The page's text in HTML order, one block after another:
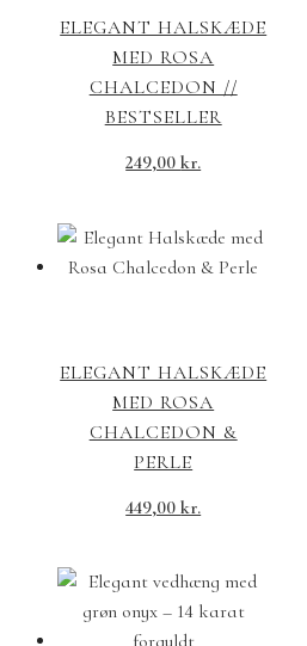
ELEGANT HALSKÆDE
MED ROSA
CHALCEDON //
BESTSELLER
249,00kr.
ELEGANT HALSKÆDE
MED ROSA
CHALCEDON &
PERLE
449,00kr.